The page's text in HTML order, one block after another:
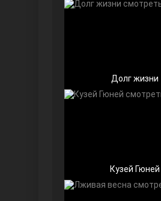
Долг жизни
Кузей Гюней